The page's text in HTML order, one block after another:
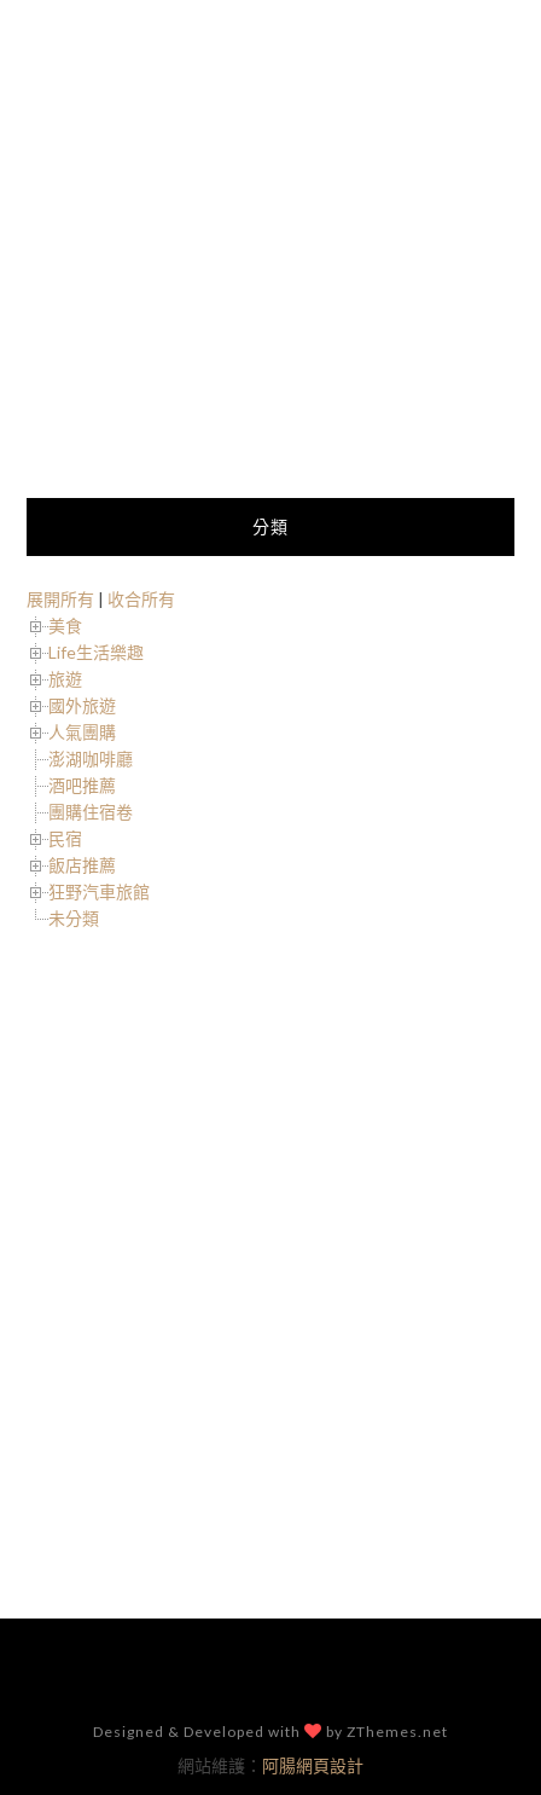
分類
展開所有 | 收合所有
美食
Life生活樂趣
旅遊
國外旅遊
人氣團購
澎湖咖啡廳
酒吧推薦
團購住宿卷
民宿
飯店推薦
狂野汽車旅館
未分類
Designed & Developed with by ZThemes.net
網站維護： 阿腸網頁設計